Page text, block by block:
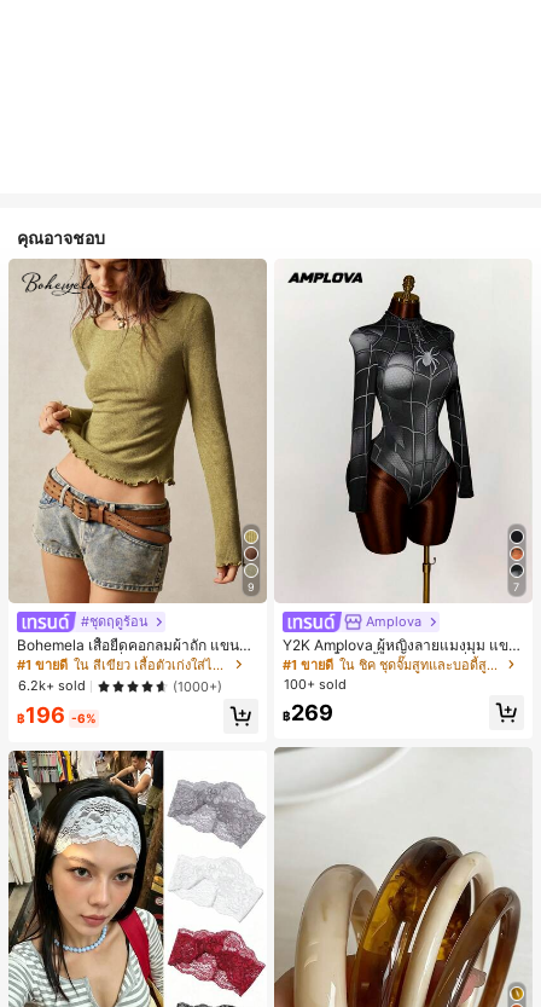
คุณอาจชอบ
9
#ชุดฤดูร้อน
Bohemela เสื้อยืดคอกลมผ้าถัก แขนยา
ว สีเรียบ ใช้งานทั่วไป สำหรับผู้หญิง
#1 ขายดี
ใน สีเขียว เสื้อตัวเก่งใส่ได้ทุกวัน
6.2k+ sold
(1000+)
฿196 -6%
7
Amplova
Y2K Amplova ผู้หญิงลายแมงมุม แขน
ยาว คอตั้ง บอดี้สูท, สไตล์แฟชั่นดาร์ก
บอดี้สูทผู้หญิง บอดี้สูทฮาโลวีน บอดี้สูท
ลายใยแมงมุม
#1 ขายดี
ใน ชิค ชุดจั๊มสูทและบอดี้สูทผู้หญิง
100+ sold
฿269